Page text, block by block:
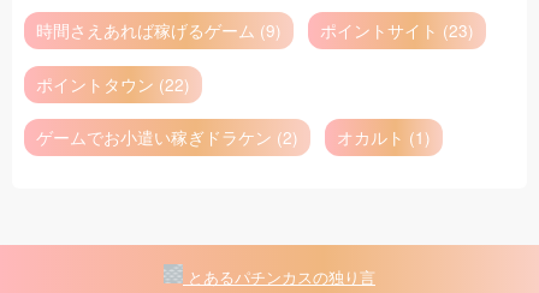
時間さえあれば稼げるゲーム (9) ポイントサイト (23)
ポイントタウン (22)
ゲームでお小遣い稼ぎドラケン (2) オカルト (1)
とあるパチンカスの独り言